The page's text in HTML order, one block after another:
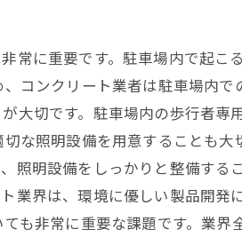
常に重要です。駐車場内で起
コンクリート業者は駐車場内
大切です。駐車場内の歩行者
な照明設備を用意することも
照明設備をしっかりと整備する
業界は、環境に優しい製品開発
も非常に重要な課題です。業